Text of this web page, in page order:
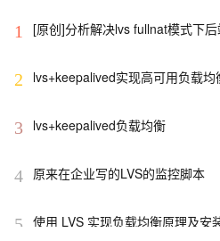
1
[原创]分析解决lvs fullnat模式下
2 lvs+keepalived实现高可用负载均
3 lvs+keepalived负载均衡
4 原来在企业写的LVS的监控脚本
5 使用 LVS 实现负载均衡原理及安